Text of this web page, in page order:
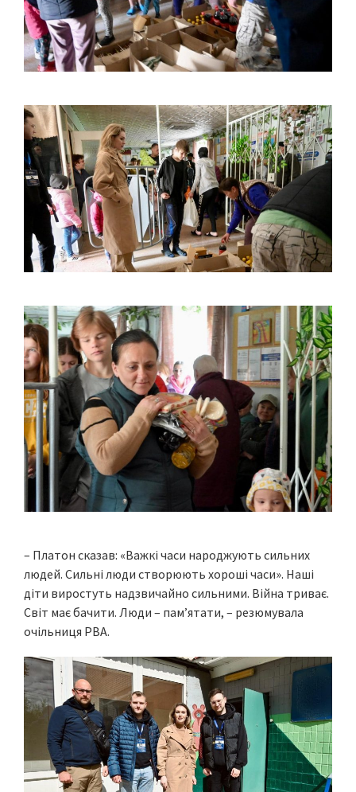
– Платон сказав: «Важкі часи народжують сильних
людей. Сильні люди створюють хороші часи». Наші
діти виростуть надзвичайно сильними. Війна триває.
Світ має бачити. Люди – памʼятати, – резюмувала
очільниця РВА.